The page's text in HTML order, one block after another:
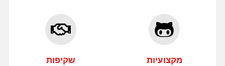
מקצועיות שקיפות